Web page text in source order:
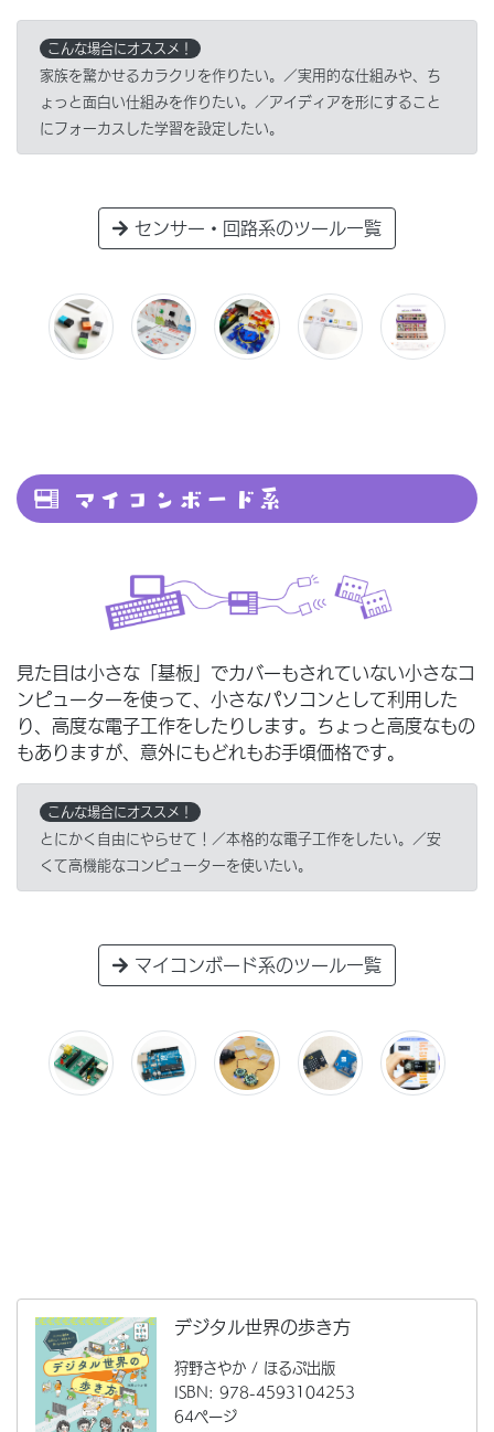
こんな場合にオススメ！
家族を驚かせるカラクリを作りたい。／実用的な仕組みや、ち
ょっと面白い仕組みを作りたい。／アイディアを形にすること
にフォーカスした学習を設定したい。
センサー・回路系のツール一覧
マイコンボード系
見た目は小さな「基板」でカバーもされていない小さなコ
ンピューターを使って、小さなパソコンとして利用した
り、高度な電子工作をしたりします。ちょっと高度なもの
もありますが、意外にもどれもお手頃価格です。
こんな場合にオススメ！
とにかく自由にやらせて！／本格的な電子工作をしたい。／安
くて高機能なコンピューターを使いたい。
マイコンボード系のツール一覧
デジタル世界の歩き方
狩野さやか / ほるぷ出版
ISBN: 978-4593104253
64ページ